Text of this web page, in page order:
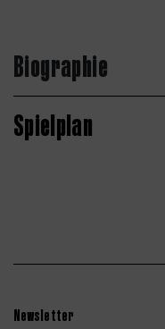
Biographie
Spielplan
Newsletter